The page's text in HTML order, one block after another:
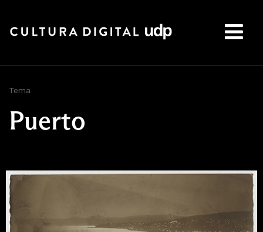
Tema
Puerto